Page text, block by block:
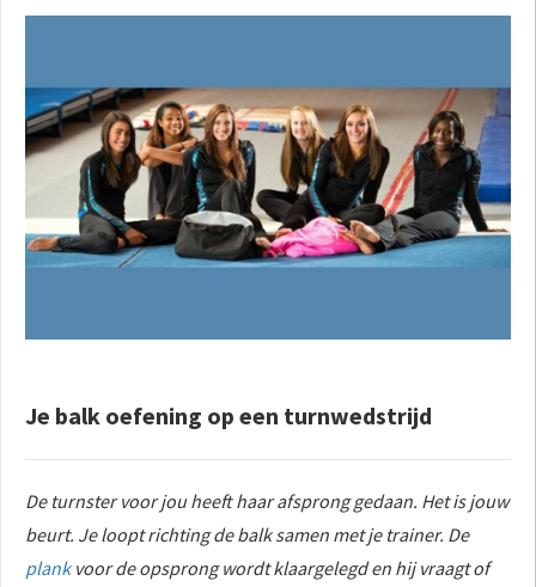
Je balk oefening op een turnwedstrijd
De turnster voor jou heeft haar afsprong gedaan. Het is jouw
beurt. Je loopt richting de balk samen met je trainer. De
plankvoor de opsprong wordt klaargelegd en hij vraagt of